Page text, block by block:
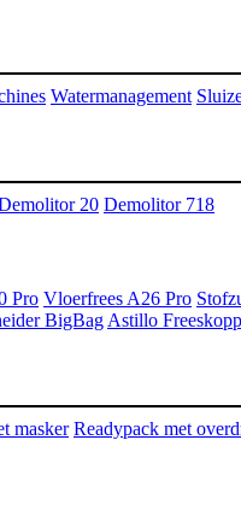
Watermanagement
20 Demolitor 718
Pro Vloerfrees A26 Pro
BigBag Astillo
masker Readypack met